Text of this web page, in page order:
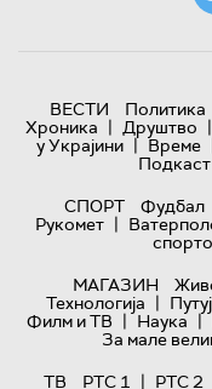
ВЕСТИ Политика
Хроника | Друштво |
у Украјини | Време
Подкаст
СПОРТ
Фудбал
Рукомет |
МАГАЗИН
Технологијa |
Филм и ТВ | Наука |
За мале
ТВ
РТС 1 | РТС 2